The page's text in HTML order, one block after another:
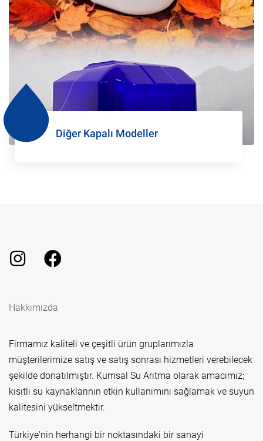
Diğer Kapalı Modeller
Hakkımızda
Firmamız kaliteli ve çeşitli ürün gruplarımızla
müşterilerimize satış ve satış sonrası hizmetleri verebilecek
şekilde donatılmıştır. Kumsal Su Arıtma olarak amacımız;
kısıtlı su kaynaklarının etkin kullanımını sağlamak ve suyun
kalitesini yükseltmektir.
Türkiye'nin herhangi bir noktasındaki bir sanayi